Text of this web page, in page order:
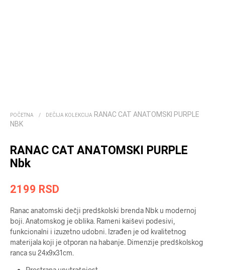
POČETNA / DEČIJA KOLEKCIJA RANAC CAT ANATOMSKI PURPLE
NBK
RANAC CAT ANATOMSKI PURPLE
Nbk
2199 RSD
Ranac anatomski dečji predškolski brenda Nbk u modernoj
boji. Anatomskog je oblika. Rameni kaiševi podesivi,
funkcionalni i izuzetno udobni. Izrađen je od kvalitetnog
materijala koji je otporan na habanje. Dimenzije predškolskog
ranca su 24x9x31cm.